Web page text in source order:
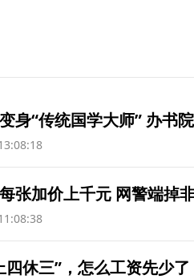
身“传统国学大师” 办书
张加价上千元 网警端掉
四休三”，怎么工资先少了